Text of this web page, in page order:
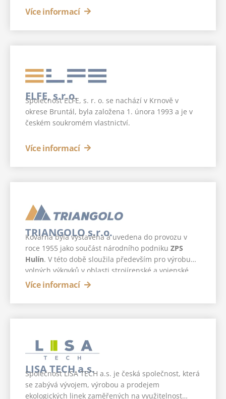
Více informací
ELFE, s.r.o.
Společnost ELFE, s. r. o. se nachází v Krnově v
okrese Bruntál, byla založena 1. února 1993 a je v
českém soukromém vlastnictví.
Více informací
TRIANGOLO s.r.o.
Kovárna byla vystavěna a uvedena do provozu v
roce 1955 jako součást národního podniku ZPS
Hulín. V této době sloužila především pro výrobu
volných výkovků v oblasti strojírenské a vojenské
výroby.
Více informací
LISA TECH a.s.
Společnost LISA TECH a.s. je česká společnost, která
se zabývá vývojem, výrobou a prodejem
ekologických linek zaměřených na využitelnost